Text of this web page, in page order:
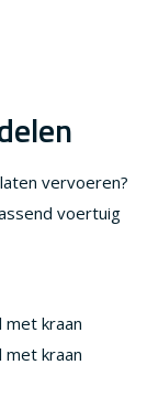
vervoeren?
voertuig
met kraan
met kraan